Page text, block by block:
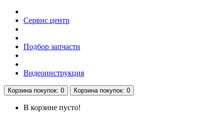
Сервис центр
Подбор запчасти
Видеоинструкция
Корзинапокупок: 0 Корзинапокупок: 0
В корзине пусто!